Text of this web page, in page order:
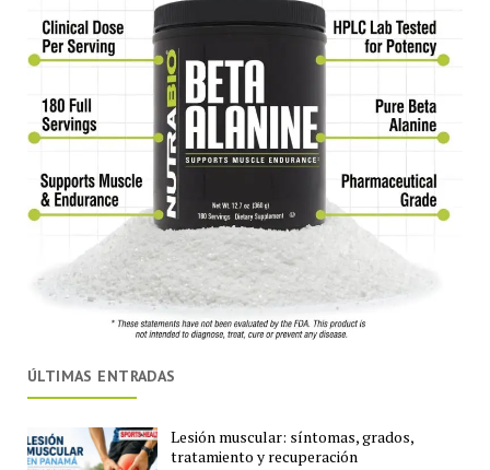
ÚLTIMAS ENTRADAS
Lesión muscular: síntomas, grados,
tratamiento y recuperación